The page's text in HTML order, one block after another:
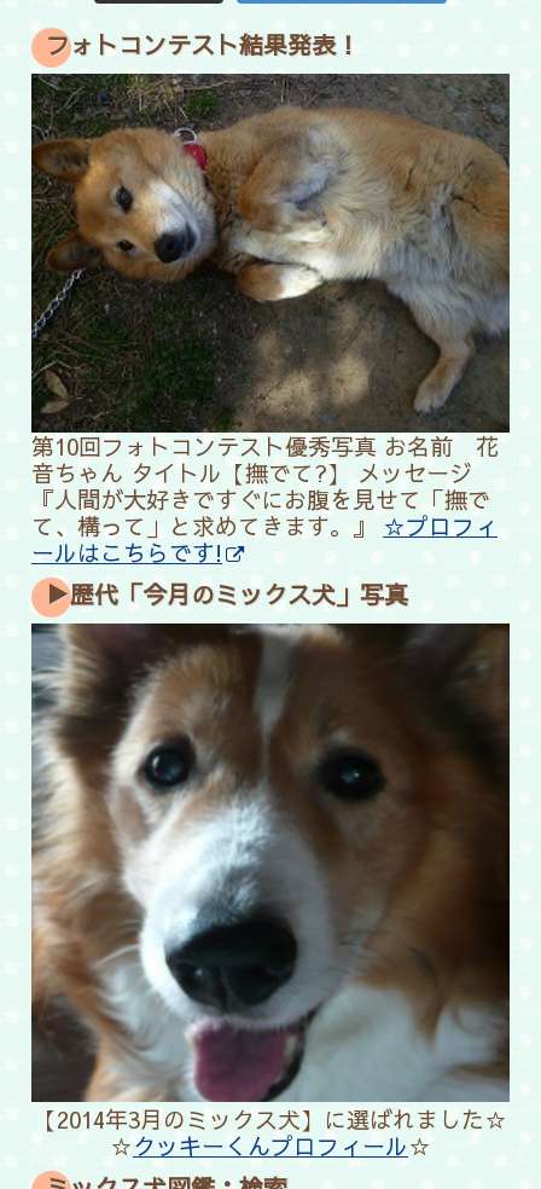
フォトコンテスト結果発表！
第10回フォトコンテスト優秀写真 お名前 花
音ちゃん タイトル【撫でて?】 メッセージ
『人間が大好きですぐにお腹を見せて「撫で
て、構って」と求めてきます。』 ☆プロフィ
ールはこちらです!
▶歴代「今月のミックス犬」写真
【2014年3月のミックス犬】に選ばれました☆
☆クッキーくんプロフィール☆